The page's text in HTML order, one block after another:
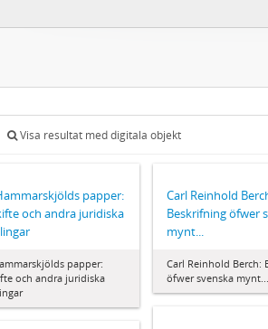
Visa resultat med digitala objekt
papper:
och andra juridiska
papper:
och andra juridiska
Carl Reinhold
Beskrifning öfwer
mynt...
Carl Reinhold Berch:
öfwer svenska mynt...